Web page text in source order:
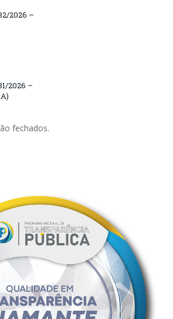
2026 –
2026 –
fechados.